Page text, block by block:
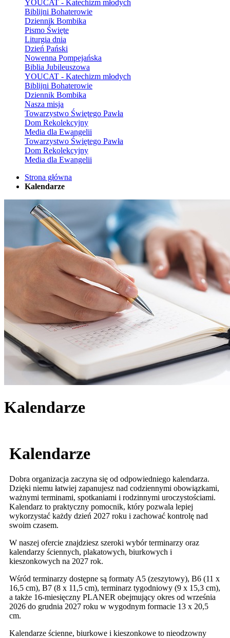
YOUCAT - Katechizm młodych
Biblijni Bohaterowie
Dziennik Bombika
Pismo Święte
Liturgia dnia
Dzień Pański
Nowenna Pompejańska
Biblia Jubileuszowa
YOUCAT - Katechizm młodych
Biblijni Bohaterowie
Dziennik Bombika
Nasza misja
Towarzystwo Świętego Pawła
Dom Rekolekcyjny
Media dla Ewangelii
Towarzystwo Świętego Pawła
Dom Rekolekcyjny
Media dla Ewangelii
Strona główna
Kalendarze
Kalendarze
Kalendarze
Dobra organizacja zaczyna się od odpowiedniego kalendarza.
Dzięki niemu łatwiej zapanujesz nad codziennymi obowiązkami,
ważnymi terminami, spotkaniami i rodzinnymi uroczystościami.
Kalendarz to praktyczny pomocnik, który pozwala lepiej
wykorzystać każdy dzień 2027 roku i zachować kontrolę nad
swoim czasem.
W naszej ofercie znajdziesz szeroki wybór terminarzy oraz
kalendarzy ściennych, plakatowych, biurkowych i
kieszonkowych na 2027 rok.
Wśród terminarzy dostępne są formaty A5 (zeszytowy), B6 (11 x
16,5 cm), B7 (8 x 11,5 cm), terminarz tygodniowy (9 x 15,3 cm),
a także 16-miesięczny PLANER obejmujący okres od września
2026 do grudnia 2027 roku w wygodnym formacie 13 x 20,5
cm.
Kalendarze ścienne, biurkowe i kieszonkowe to nieodzowny